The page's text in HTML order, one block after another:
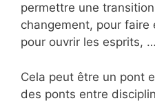
permettre une
changement, pour faire
pour ouvrir les esprits, …
Cela peut être un pont
des ponts entre